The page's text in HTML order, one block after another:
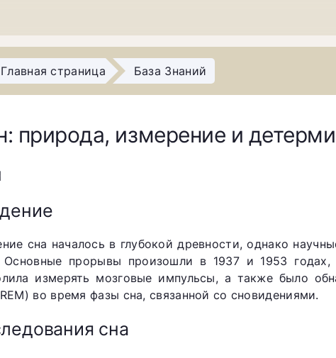
Главная страница База Знаний
природа, измерение и
сна началось в глубокой древности, однако
Основные прорывы произошли в 1937 и 1953 годах,
измерять мозговые импульсы, а также было
во время фазы сна, связанной со сновидениями.
сна